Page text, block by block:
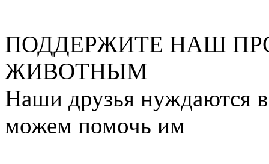
ПОДДЕРЖИТЕ НАШ
ЖИВОТНЫМ
Наши друзья нуждаются
можем помочь им